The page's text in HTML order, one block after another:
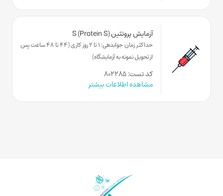
آزمایش پروتئین S (Protein S)
حداکثر زمان جوابدهی: 1 تا 2 روز کاری (44 تا 48 ساعت پس
از تحویل نمونه به آزمایشگاه)
کد تست: ۸۰۲۲۸۵
مشاهده اطلاعات بیشتر